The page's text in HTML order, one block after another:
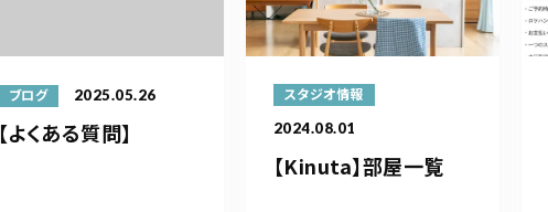
ブログ 2025.05.26
【よくある質問】
スタジオ情報
2024.08.01
【Kinuta】部屋一覧